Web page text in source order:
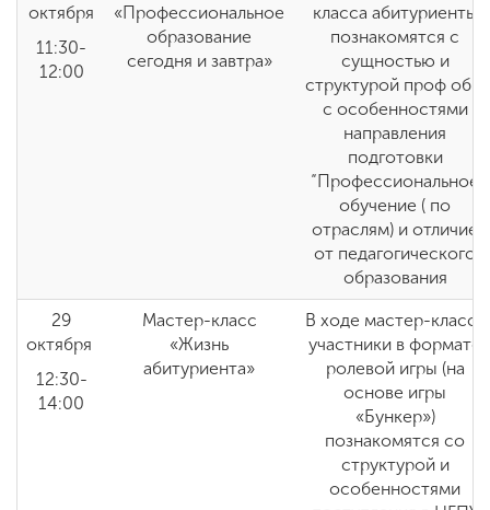
октября
11:30-
12:00
«Профессиональное
образование
сегодня и завтра»
класса абитуриенты
познакомятся с
сущностью и
структурой проф обр,
с особенностями
направления
подготовки
“Профессиональное
обучение ( по
отраслям) и отличие
от педагогического
образования
29
октября
12:30-
14:00
Мастер-класс
«Жизнь
абитуриента»
В ходе мастер-класса
участники в формате
ролевой игры (на
основе игры
«Бункер»)
познакомятся со
структурой и
особенностями